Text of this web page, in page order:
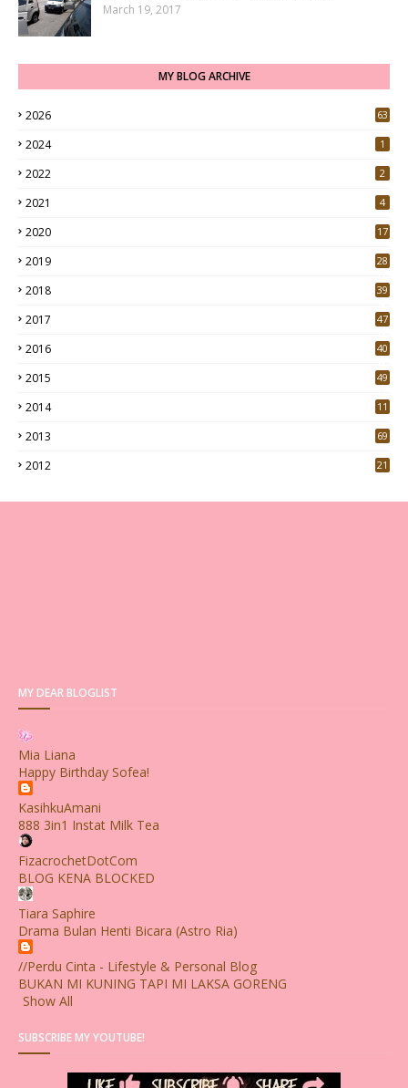
March 19, 2017
MY BLOG ARCHIVE
2026 63
2024 1
2022 2
2021 4
2020
17
2019
28
2018
39
2017
47
2016
40
2015
49
2014 11
2013 69
2012 21
MY DEAR BLOGLIST
Mia Liana
Happy Birthday Sofea!
KasihkuAmani
888 3in1 Instat Milk Tea
FizacrochetDotCom
BLOG KENA BLOCKED
Tiara Saphire
Drama Bulan Henti Bicara (Astro Ria)
//Perdu Cinta - Lifestyle & Personal Blog
BUKAN MI KUNING TAPI MI LAKSA GORENG
Show All
SUBSCRIBE MY YOUTUBE!